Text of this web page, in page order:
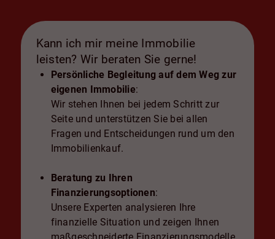
Kann ich mir meine Immobilie
leisten? Wir beraten Sie gerne!
Persönliche Begleitung auf dem Weg zur
eigenen Immobilie:
Wir stehen Ihnen bei jedem Schritt zur
Seite und unterstützen Sie bei allen
Fragen und Entscheidungen rund um den
Immobilienkauf.
Beratung zu Ihren
Finanzierungsoptionen:
Unsere Experten analysieren Ihre
finanzielle Situation und zeigen Ihnen